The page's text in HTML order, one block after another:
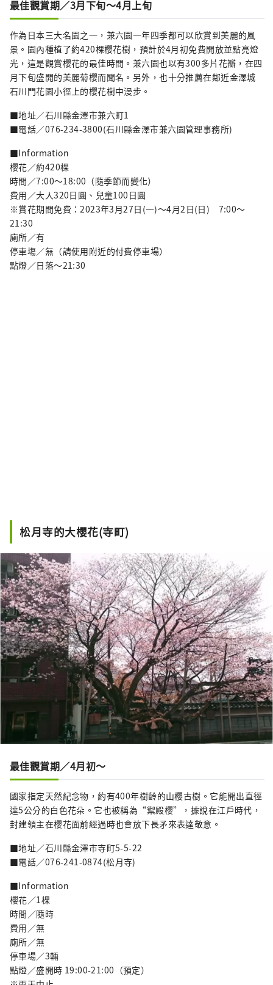
最佳觀賞期／3月下旬〜4月上旬
作為日本三大名園之一，兼六園一年四季都可以欣賞到美麗的風
景。園內種植了約420棵櫻花樹，預計於4月初免費開放並點亮燈
光，這是觀賞櫻花的最佳時間。兼六園也以有300多片花瓣，在四
月下旬盛開的美麗菊櫻而聞名。另外，也十分推薦在鄰近金澤城
石川門花園小徑上的櫻花樹中漫步。
■地址／石川縣金澤市兼六町1
■電話／076-234-3800(石川縣金澤市兼六園管理事務所)
■Information
櫻花／約420棵
時間／7:00～18:00（隨季節而變化）
費用／大人320日圓、兒童100日圓
※賞花期間免費：2023年3月27日(一)～4月2日(日) 7:00～
21:30
廁所／有
停車塲／無（請使用附近的付費停車場）
點燈／日落〜21:30
松月寺的大櫻花(寺町)
最佳觀賞期／4月初〜
國家指定天然紀念物，約有400年樹齡的山櫻古樹。它能開出直徑
達5公分的白色花朵。它也被稱為“禦殿櫻”，據說在江戶時代，
封建領主在櫻花面前經過時也會放下長矛來表達敬意。
■地址／石川縣金澤市寺町5-5-22
■電話／076-241-0874(松月寺)
■Information
櫻花／1棵
時間／隨時
費用／無
廁所／無
停車場／3輛
點燈／盛開時 19:00-21:00（預定）